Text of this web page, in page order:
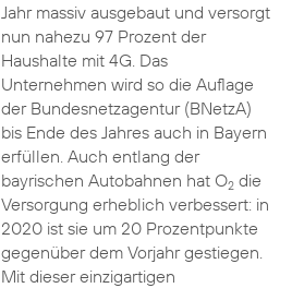
Jahr massiv ausgebaut und versorgt
nun nahezu 97 Prozent der
Haushalte mit 4G. Das
Unternehmen wird so die Auflage
der Bundesnetzagentur (BNetzA)
bis Ende des Jahres auch in Bayern
erfüllen. Auch entlang der
bayrischen Autobahnen hat O2die
Versorgung erheblich verbessert: in
2020 ist sie um 20 Prozentpunkte
gegenüber dem Vorjahr gestiegen.
Mit dieser einzigartigen